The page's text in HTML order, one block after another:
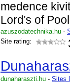
medence
Lord's of
azuszodatechnika.hu -
Site rating:
dunaharaszti.hu - Sites